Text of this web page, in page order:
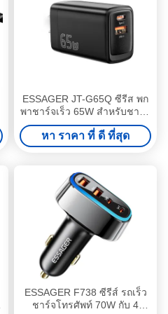
ESSAGER JT-G65Q ซีรีส พก
พาชาร์จเร็ว 65W สําหรับชาร์จ
โทรศัพท์ Android
หา ราคา ที่ ดี ที่สุด
ESSAGER F738 ซีรีส์ รถเร็ว
ชาร์จโทรศัพท์ 70W กับ 4